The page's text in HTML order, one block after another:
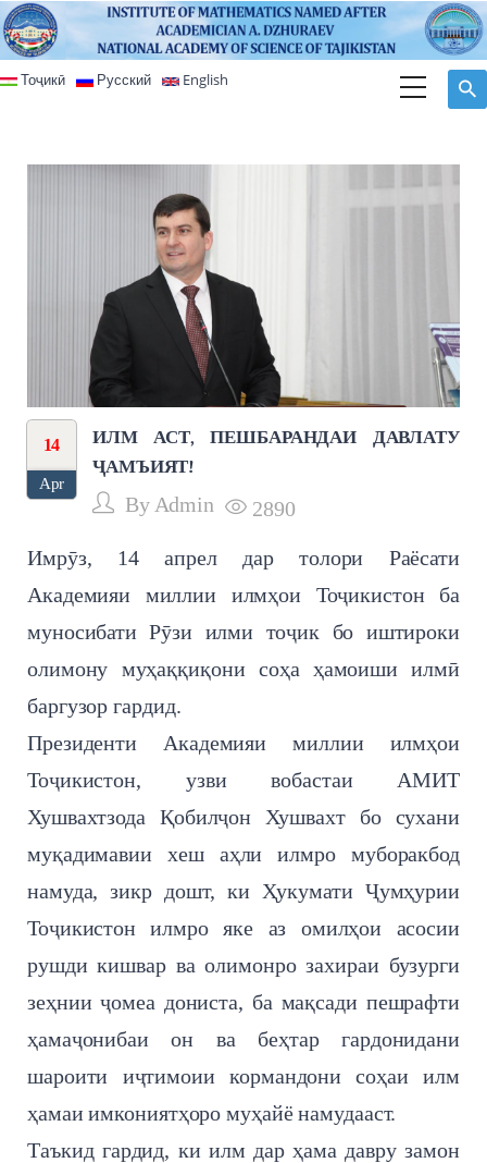
Skip to main content
Тоҷикӣ Русский English
14
Apr
ИЛМ АСТ, ПЕШБАРАНДАИ ДАВЛАТУ
ҶАМЪИЯТ!
By Admin 2890
Имрӯз, 14 апрел дар толори Раёсати
Академияи миллии илмҳои Тоҷикистон ба
муносибати Рӯзи илми тоҷик бо иштироки
олимону муҳаққиқони соҳа ҳамоиши илмӣ
баргузор гардид.
Президенти Академияи миллии илмҳои
Тоҷикистон, узви вобастаи АМИТ
Хушвахтзода Қобилҷон Хушвахт бо сухани
муқадимавии хеш аҳли илмро муборакбод
намуда, зикр дошт, ки Ҳукумати Ҷумҳурии
Тоҷикистон илмро яке аз омилҳои асосии
рушди кишвар ва олимонро захираи бузурги
зеҳнии ҷомеа дониста, ба мақсади пешрафти
ҳамаҷонибаи он ва беҳтар гардонидани
шароити иҷтимоии кормандони соҳаи илм
ҳамаи имкониятҳоро муҳайё намудааст.
Таъкид гардид, ки илм дар ҳама давру замон